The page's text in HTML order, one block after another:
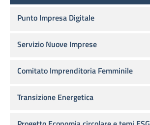
Punto Impresa Digitale
Servizio Nuove Imprese
Comitato Imprenditoria Femminile
Transizione Energetica